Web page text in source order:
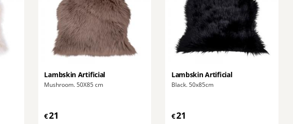
Lambskin Artificial
Mushroom. 50X85 cm
€21
Lambskin Artificial
Black. 50x85cm
€21